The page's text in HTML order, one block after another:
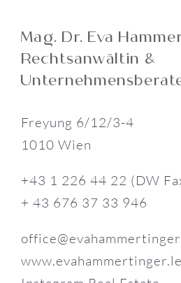
Mag. Dr. Eva
Rechtsanwältin &
Freyung 6/12/3-4
1010 Wien
+43 1 226 44 22 (DW
+ 43 676 37 33 946